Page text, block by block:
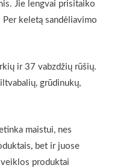
Jie lengvai prisitaiko
keletą sandėliavimo
ir 37 vabzdžių rūšių.
grūdinukų,
maistui, nes
bet ir juose
produktai